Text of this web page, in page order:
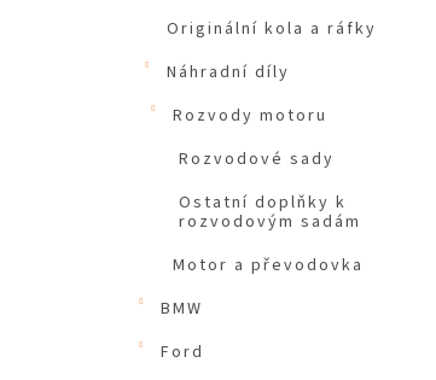
Originální kola a ráfky
Náhradní díly
Rozvody motoru
Rozvodové sady
Ostatní doplňky k
rozvodovým sadám
Motor a převodovka
BMW
Ford